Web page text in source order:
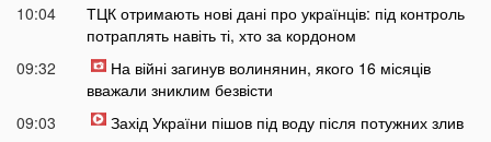
10:04
ТЦК отримають нові дані про українців: під контроль
потраплять навіть ті, хто за кордоном
09:32
На війні загинув волинянин, якого 16 місяців
вважали зниклим безвісти
09:03
Захід України пішов під воду після потужних злив